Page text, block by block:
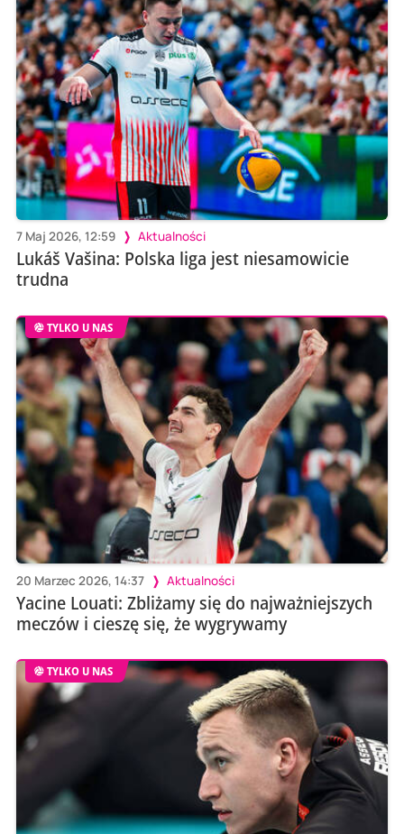
7 Maj 2026, 12:59 Aktualności
Lukáš Vašina: Polska liga jest niesamowicie
trudna
TYLKO U NAS
20 Marzec 2026, 14:37 Aktualności
Yacine Louati: Zbliżamy się do najważniejszych
meczów i cieszę się, że wygrywamy
TYLKO U NAS